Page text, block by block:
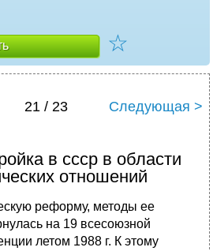
☆
21 / 23 Следующая >
в ссср в области
отношений
реформу, методы ее
на 19 всесоюзной
летом 1988 г. К этому